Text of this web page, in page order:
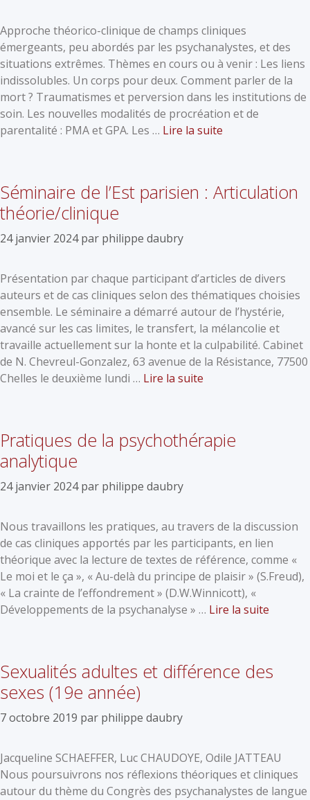
Approche théorico-clinique de champs cliniques
émergeants, peu abordés par les psychanalystes, et des
situations extrêmes. Thèmes en cours ou à venir : Les liens
indissolubles. Un corps pour deux. Comment parler de la
mort ? Traumatismes et perversion dans les institutions de
soin. Les nouvelles modalités de procréation et de
parentalité : PMA et GPA. Les … Lire la suite
Séminaire de l’Est parisien : Articulation
théorie/clinique
24 janvier 2024 par philippe daubry
Présentation par chaque participant d’articles de divers
auteurs et de cas cliniques selon des thématiques choisies
ensemble. Le séminaire a démarré autour de l’hystérie,
avancé sur les cas limites, le transfert, la mélancolie et
travaille actuellement sur la honte et la culpabilité. Cabinet
de N. Chevreul-Gonzalez, 63 avenue de la Résistance, 77500
Chelles le deuxième lundi … Lire la suite
Pratiques de la psychothérapie
analytique
24 janvier 2024 par philippe daubry
Nous travaillons les pratiques, au travers de la discussion
de cas cliniques apportés par les participants, en lien
théorique avec la lecture de textes de référence, comme «
Le moi et le ça », « Au-delà du principe de plaisir » (S.Freud),
« La crainte de l’effondrement » (D.W.Winnicott), «
Développements de la psychanalyse » … Lire la suite
Sexualités adultes et différence des
sexes (19e année)
7 octobre 2019 par philippe daubry
Jacqueline SCHAEFFER, Luc CHAUDOYE, Odile JATTEAU
Nous poursuivrons nos réflexions théoriques et cliniques
autour du thème du Congrès des psychanalystes de langue